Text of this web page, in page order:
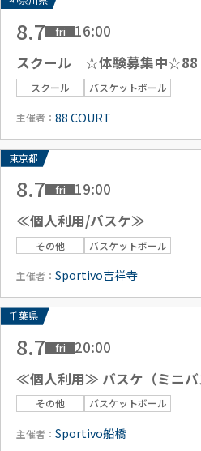
8.7 fri
16:00
スクール ☆体験募集中☆88
スクール バスケットボール
主催者：88 COURT
東京都
8.7 fri
19:00
≪個人利用/バスケ≫
その他 バスケットボール
主催者：Sportivo吉祥寺
千葉県
8.7 fri
20:00
≪個人利用≫ バスケ（ミニバ
その他 バスケットボール
主催者：Sportivo船橋